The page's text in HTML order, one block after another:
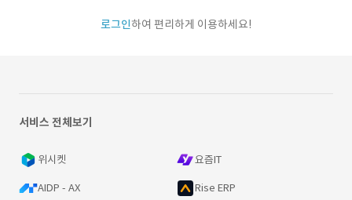
로그인하여 편리하게 이용하세요!
서비스 전체보기
위시켓 요즘IT
AIDP - AX Rise ERP